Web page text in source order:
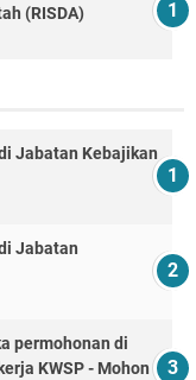
(RISDA)
Jabatan Kebajikan
Jabatan
permohonan di
KWSP - Mohon